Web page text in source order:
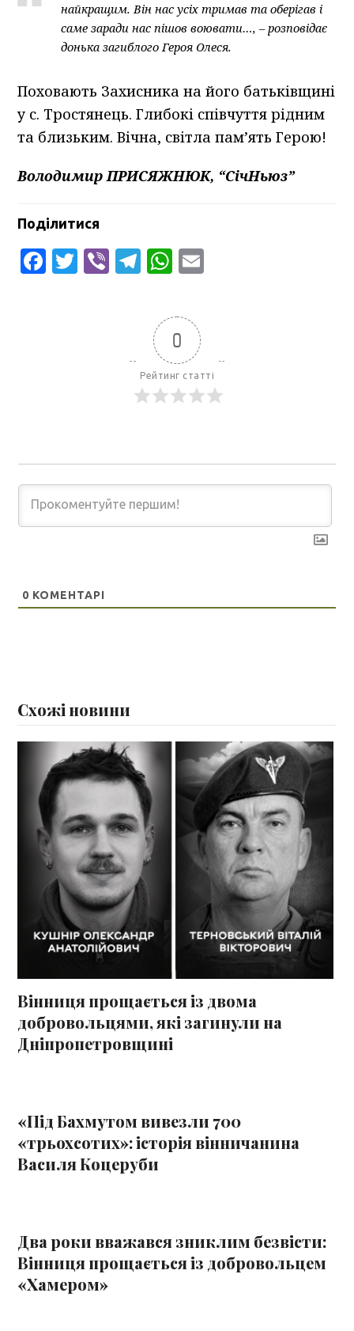
найкращим. Він нас усіх тримав та оберігав і
саме заради нас пішов воювати…, – розповідає
донька загиблого Героя Олеся.
Поховають Захисника на його батьківщині
у с. Тростянець. Глибокі співчуття рідним
та близьким. Вічна, світла пам’ять Герою!
Володимир ПРИСЯЖНЮК, “СічНьюз”
Поділитися
Facebook
Twitter
ViberTelegram
WhatsApp
0
Рейтинг статті
0 КОМЕНТАРІ
Схожі новини
Вінниця прощається із двома
добровольцями, які загинули на
Дніпропетровщині
«Під Бахмутом вивезли 700
«трьохсотих»: історія вінничанина
Василя Коцеруби
Два роки вважався зниклим безвісти:
Вінниця прощається із добровольцем
«Хамером»